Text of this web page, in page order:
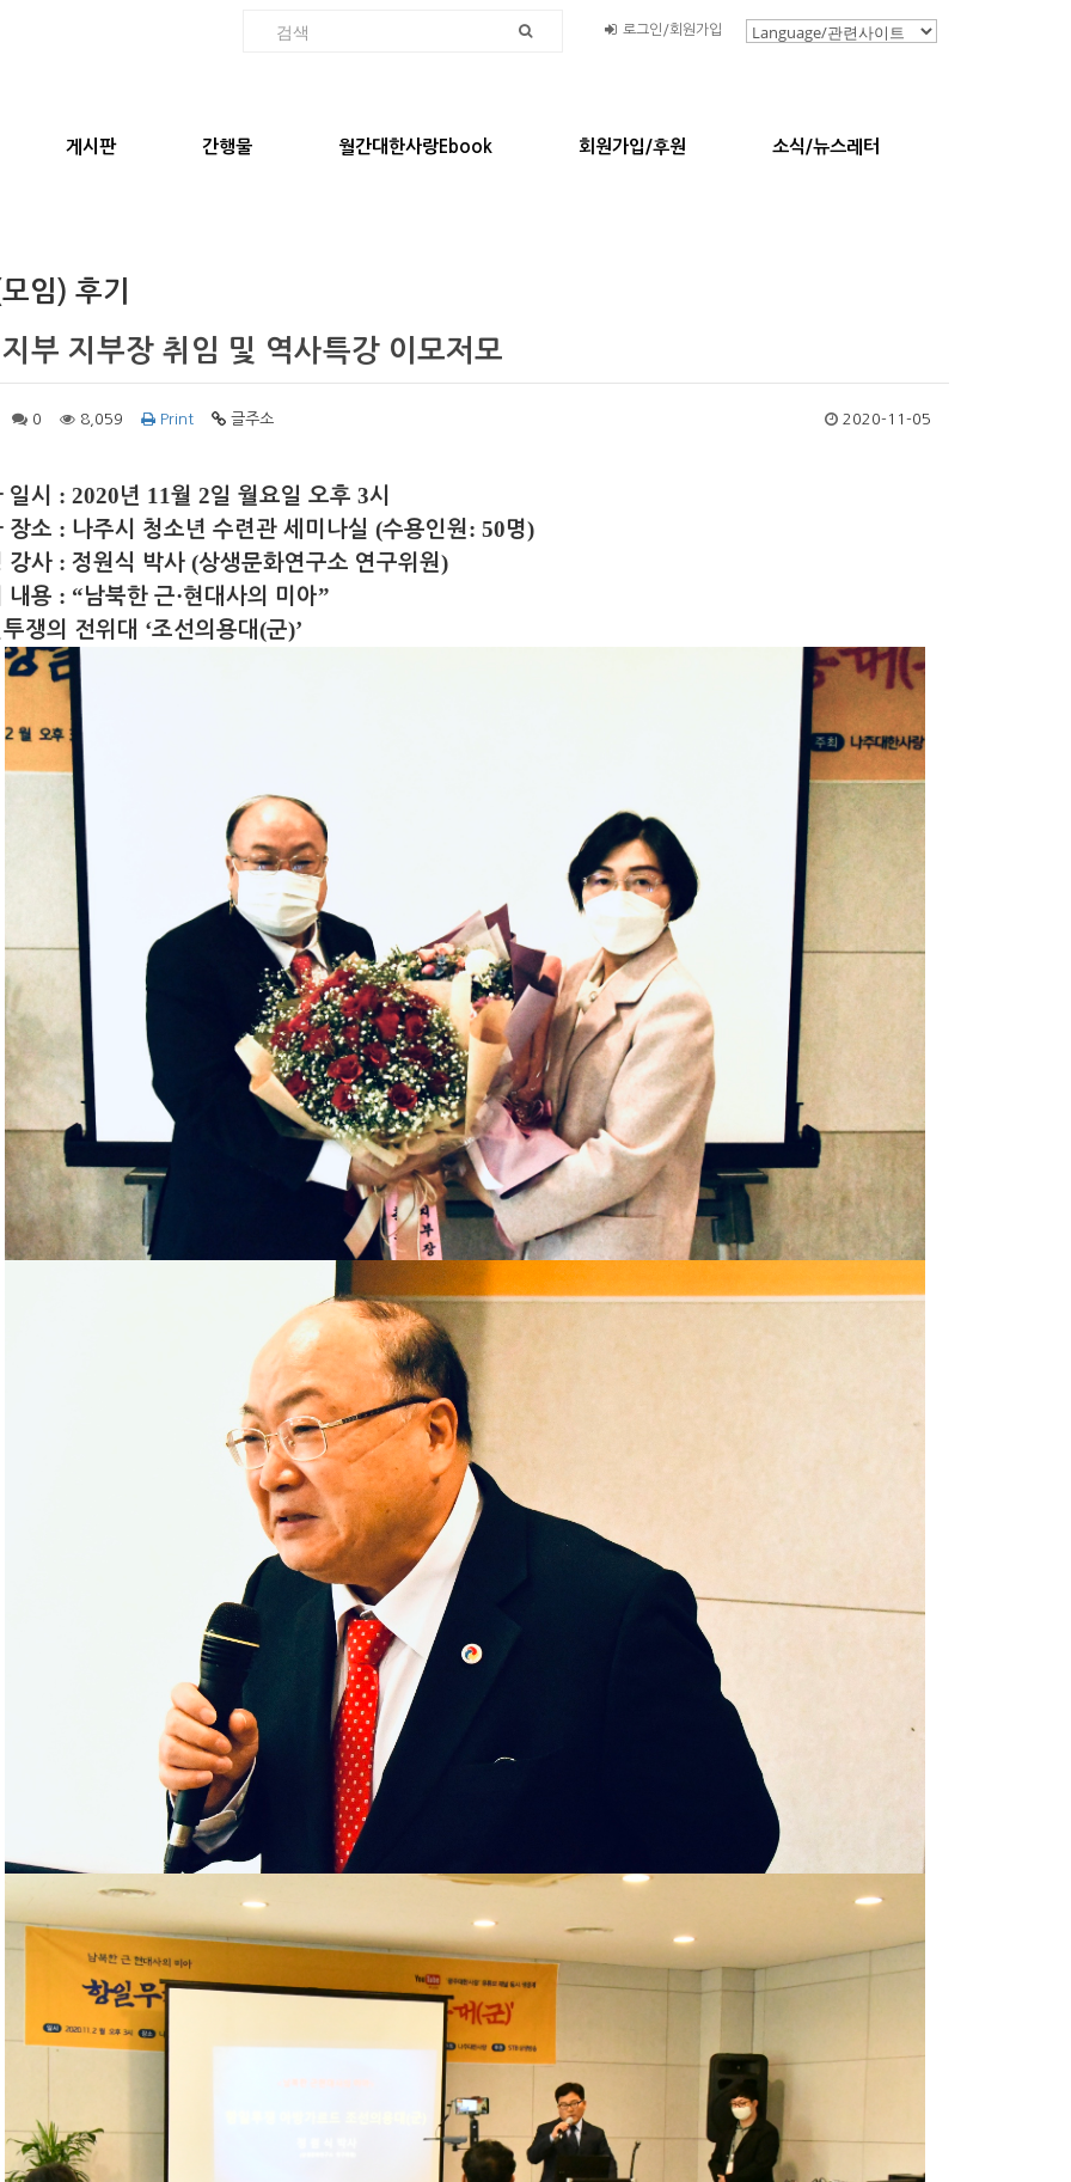
로그인/회원가입
게시판 간행물 월간대한사랑Ebook 회원가입/후원 소식/뉴스레터
임) 후기
부 지부장 취임 및 역사특강 이모저모
0 8,059 Print 글주소 2020-11-05
일시 : 2020년 11월 2일 월요일 오후 3시
장소 : 나주시 청소년 수련관 세미나실 (수용인원: 50명)
강사 : 정원식 박사 (상생문화연구소 연구위원)
내용 : “남북한 근·현대사의 미아”
쟁의 전위대 ‘조선의용대 (군)’